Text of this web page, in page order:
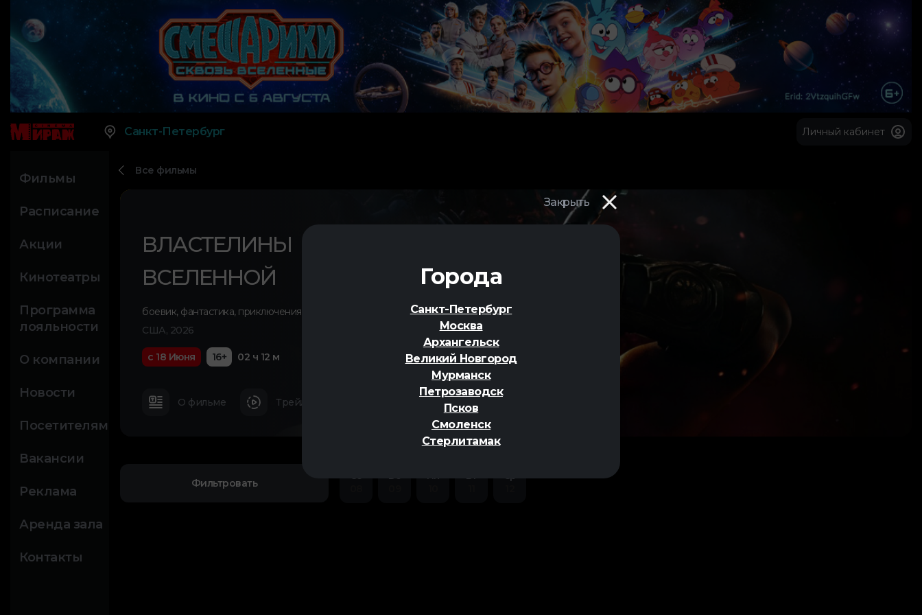
Закрыть
Города
Санкт-Петербург
Москва
Архангельск
Великий Новгород
Мурманск
Петрозаводск
Псков
Смоленск
Стерлитамак
Санкт-Петербург Личный кабинет
Фильмы
Расписание
Акции
Кинотеатры
Программа
лояльности
О компании
Новости
Посетителям
Вакансии
Реклама
Аренда зала
Контакты
Все фильмы
ВЛАСТЕЛИНЫ
ВСЕЛЕННОЙ
боевик,фантастика,приключения
США, 2026
с 18 Июня 16+ 02 ч 12 м
О фильме Трейлер
Фильтровать
Сб
Вс
Пн
Вт
Ср